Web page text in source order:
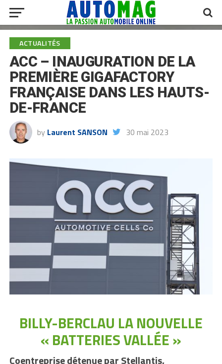
ACTUALITÉS
ACC – INAUGURATION DE LA
PREMIÈRE GIGAFACTORY
FRANÇAISE DANS LES HAUTS-
DE-FRANCE
by Laurent SANSON 30 mai 2023
BILLY-BERCLAU LA NOUVELLE
« BATTERIES VALLÉE »
Coentreprise détenue par Stellantis,